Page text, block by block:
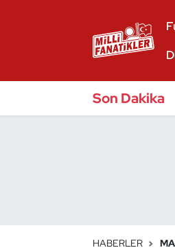
Son Dakika
HABERLER